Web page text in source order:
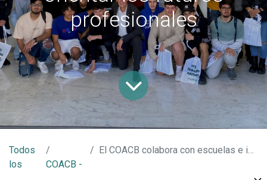
profesionales
Todos
los
COACB -
El COACB colabora con escuelas e institutos para orientar los futuros profesionales